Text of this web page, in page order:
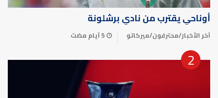
أوناحي يقترب من نادي برشلونة
آخر الأخبار/محترفون/ميركاتو 5 أيام مضت